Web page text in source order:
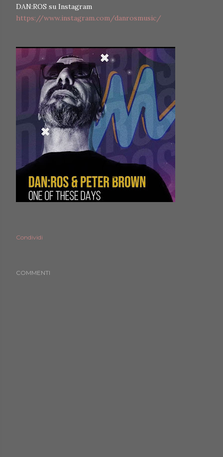
DAN:ROS su Instagram
https://www.instagram.com/danrosmusic/
Condividi
COMMENTI